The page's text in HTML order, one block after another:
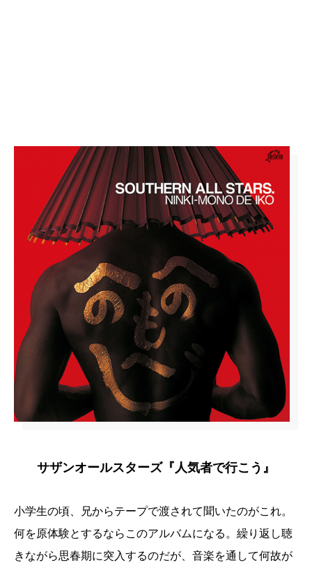
サザンオールスターズ『人気者で行こう』
小学生の頃、兄からテープで渡されて聞いたのがこれ。
何を原体験とするならこのアルバムになる。繰り返し聴
きながら思春期に突入するのだが、音楽を通して何故が